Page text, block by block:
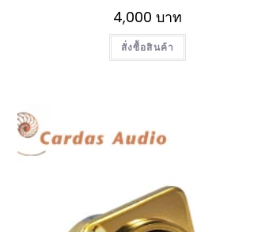
4,000 บาท
สั่งซื้อสินค้า